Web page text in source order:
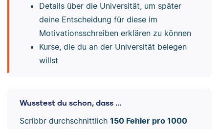
Details über die Universität, um später
deine Entscheidung für diese im
Motivationsschreiben erklären zu können
Kurse, die du an der Universität belegen
willst
Wusstest du schon, dass ...
Scribbr durchschnittlich 150 Fehler pro 1000